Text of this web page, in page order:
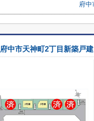
府中
府中市天神町2丁目新築戸建